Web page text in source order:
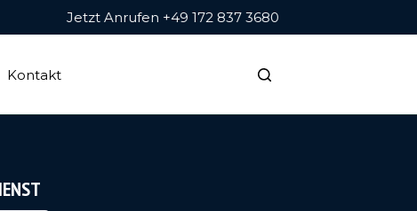
Jetzt Anrufen +49 172 837 3680
Kontakt